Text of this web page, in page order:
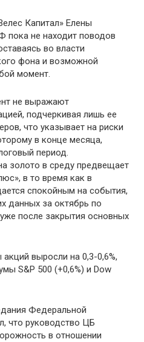
Капитал» Елены
пока не находит поводов
во власти
фона и возможной
момент.
не выражают
подчеркивая лишь ее
что указывает на риски
в конце месяца,
период.
золото в среду предвещает
в то время как в
спокойным на события,
данных за октябрь по
после закрытия основных
выросли на 0,3-0,6%,
S&P 500 (+0,6%) и Dow
Федеральной
что руководство ЦБ
в отношении